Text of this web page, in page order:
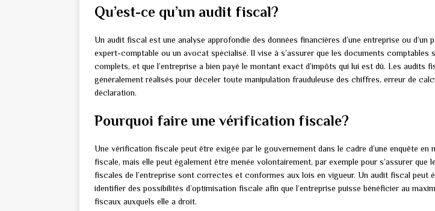
Qu’est-ce qu’un audit fiscal?
Un audit fiscal est une analyse approfondie des données financières d’une entreprise ou d’un
expert-comptable ou un avocat spécialisé. Il vise à s’assurer que les documents comptables
complets, et que l’entreprise a bien payé le montant exact d’impôts qui lui est dû. Les audits
généralement réalisés pour déceler toute manipulation frauduleuse des chiffres, erreur de
déclaration.
Pourquoi faire une vérification fiscale?
Une vérification fiscale peut être exigée par le gouvernement dans le cadre d’une enquête en
fiscale, mais elle peut également être menée volontairement, par exemple pour s’assurer que
fiscales de l’entreprise sont correctes et conformes aux lois en vigueur. Un audit fiscal peut
identifier des possibilités d’optimisation fiscale afin que l’entreprise puisse bénéficier au
fiscaux auxquels elle a droit.